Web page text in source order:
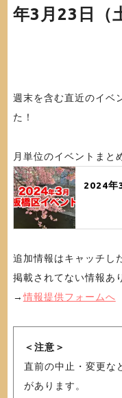
年3月23日（
週末を含む直近のイベ
た！
月単位のイベントまと
2024年
追加情報はキャッチし
掲載されてない情報あ
→情報提供フォームへ
＜注意＞
直前の中止・変更な
があります。